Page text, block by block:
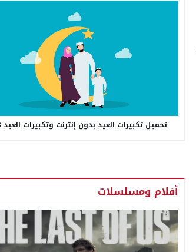
تحميل تكبيرات العيد بدون إنترنت وتكبيرات العيد mp3
أفلام ومسلسلات